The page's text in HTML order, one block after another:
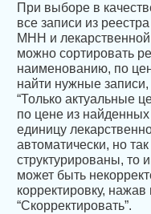
При выборе в
все записи из
МНН и
можно сортировать
наименованию, по
найти нужные записи,
“Только актуальные
по цене из
единицу
автоматически, но
структурированы, то
может быть
корректировку, нажав
“Скорректировать”.